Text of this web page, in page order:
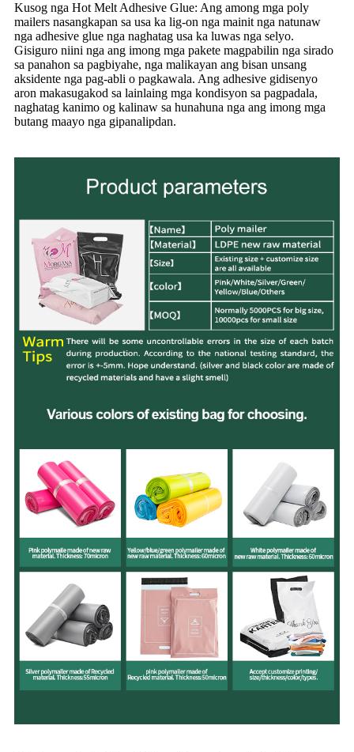
Kusog nga Hot Melt Adhesive Glue: Ang among mga poly
mailers nasangkapan sa usa ka lig-on nga mainit nga natunaw
nga adhesive glue nga naghatag usa ka luwas nga selyo.
Gisiguro niini nga ang imong mga pakete magpabilin nga sirado
sa panahon sa pagbiyahe, nga malikayan ang bisan unsang
aksidente nga pag-abli o pagkawala. Ang adhesive gidisenyo
aron makasugakod sa lainlaing mga kondisyon sa pagpadala,
naghatag kanimo og kalinaw sa hunahuna nga ang imong mga
butang maayo nga gipanalipdan.